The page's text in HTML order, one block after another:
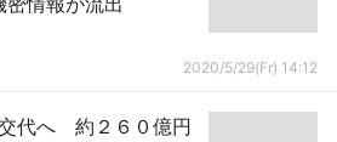
2020/5/29(Fr) 14:12
交代へ 約２６０億円